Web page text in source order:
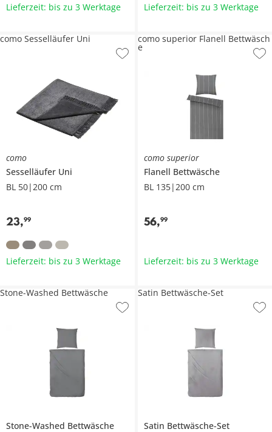
Lieferzeit: bis zu 3 Werktage Lieferzeit: bis zu 3 Werktage
como
Sesselläufer Uni
BL 50|200 cm
23,99
como Sesselläufer Uni
Lieferzeit: bis zu 3 Werktage
como superior
Flanell Bettwäsche
BL 135|200 cm
56,99
como superior Flanell Bettwäsch
e
Lieferzeit: bis zu 3 Werktage
Stone-Washed Bettwäsche
Stone-Washed Bettwäsche
Satin Bettwäsche-Set
Satin Bettwäsche-Set